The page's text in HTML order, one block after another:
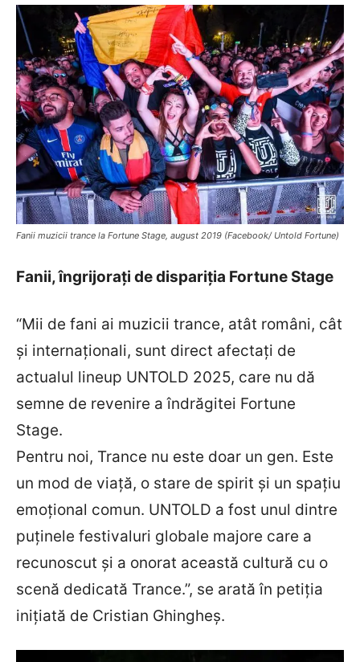
Fanii muzicii trance la Fortune Stage, august 2019 (Facebook/ Untold Fortune)
Fanii, îngrijorați de dispariția Fortune Stage
“Mii de fani ai muzicii trance, atât români, cât
și internaționali, sunt direct afectați de
actualul lineup UNTOLD 2025, care nu dă
semne de revenire a îndrăgitei Fortune
Stage.
Pentru noi, Trance nu este doar un gen. Este
un mod de viață, o stare de spirit și un spațiu
emoțional comun. UNTOLD a fost unul dintre
puținele festivaluri globale majore care a
recunoscut și a onorat această cultură cu o
scenă dedicată Trance.”, se arată în petiția
inițiată de Cristian Ghingheș.